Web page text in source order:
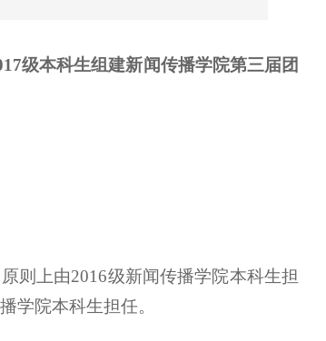
级本科生组建新闻传播学院第三届团
则上由2016级新闻传播学院本科生担
学院本科生担任。